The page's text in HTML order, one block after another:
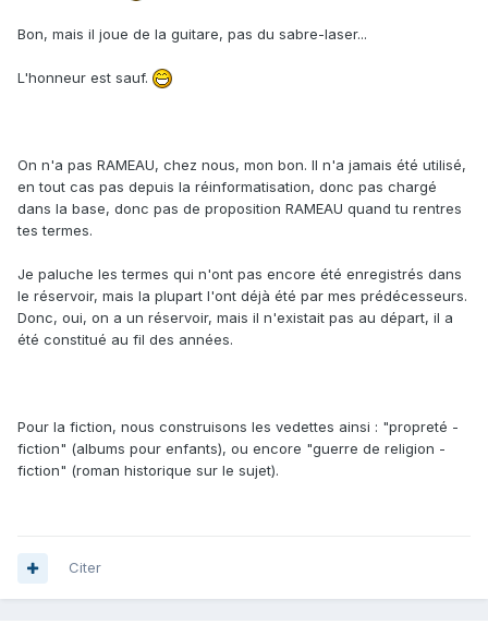
Bon, mais il joue de la guitare, pas du sabre-laser...
L'honneur est sauf.
On n'a pas RAMEAU, chez nous, mon bon. Il n'a jamais été utilisé,
en tout cas pas depuis la réinformatisation, donc pas chargé
dans la base, donc pas de proposition RAMEAU quand tu rentres
tes termes.
Je paluche les termes qui n'ont pas encore été enregistrés dans
le réservoir, mais la plupart l'ont déjà été par mes prédécesseurs.
Donc, oui, on a un réservoir, mais il n'existait pas au départ, il a
été constitué au fil des années.
Pour la fiction, nous construisons les vedettes ainsi : "propreté -
fiction" (albums pour enfants), ou encore "guerre de religion -
fiction" (roman historique sur le sujet).
Citer